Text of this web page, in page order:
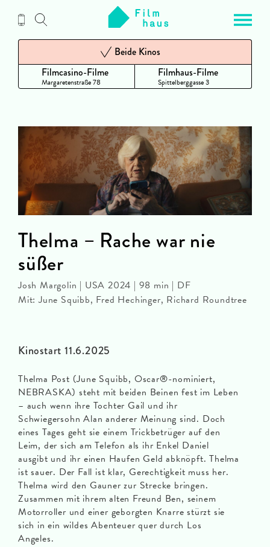
Inhalt
Filmcasino-Filme
Margaretenstraße 78
Beide Kinos
Filmhaus-Filme
Spittelberggasse 3
Kinostart 11.6.2025
Thelma Post (June Squibb, Oscar®-nominiert,
NEBRASKA) steht mit beiden Beinen fest im Leben
– auch wenn ihre Tochter Gail und ihr
Schwiegersohn Alan anderer Meinung sind. Doch
eines Tages geht sie einem Trickbetrüger auf den
Leim, der sich am Telefon als ihr Enkel Daniel
ausgibt und ihr einen Haufen Geld abknöpft. Thelma
ist sauer. Der Fall ist klar, Gerechtigkeit muss her.
Thelma wird den Gauner zur Strecke bringen.
Zusammen mit ihrem alten Freund Ben, seinem
Motorroller und einer geborgten Knarre stürzt sie
sich in ein wildes Abenteuer quer durch Los
Angeles.
Thelma – Rache war nie
süßer
Josh Margolin | USA 2024 | 98 min | DF
Mit: June Squibb, Fred Hechinger, Richard Roundtree